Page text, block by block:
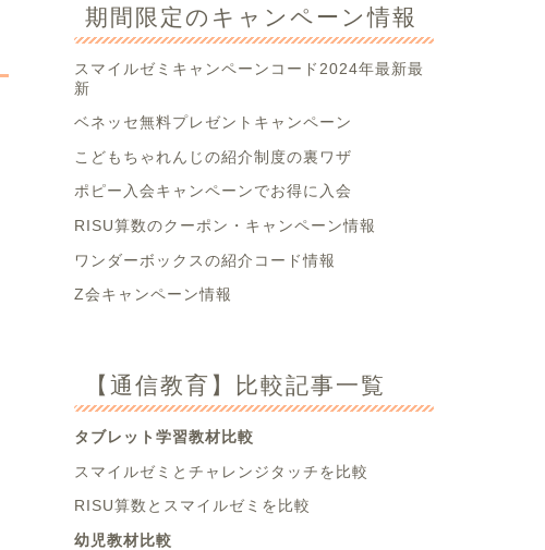
期間限定のキャンペーン情報
スマイルゼミキャンペーンコード2024年最新最
新
ベネッセ無料プレゼントキャンペーン
こどもちゃれんじの紹介制度の裏ワザ
ポピー入会キャンペーンでお得に入会
RISU算数のクーポン・キャンペーン情報
ワンダーボックスの紹介コード情報
Z会キャンペーン情報
【通信教育】比較記事一覧
タブレット学習教材比較
スマイルゼミとチャレンジタッチを比較
RISU算数とスマイルゼミを比較
幼児教材比較